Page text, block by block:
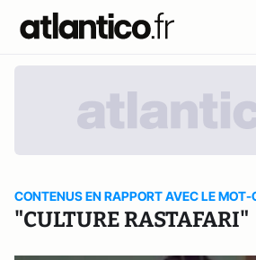
CONTENUS EN RAPPORT AVEC LE MOT-
"CULTURE RASTAFARI"